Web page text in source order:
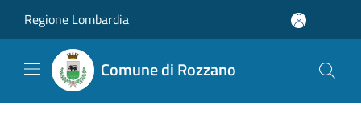
Regione Lombardia
Comune di Rozzano